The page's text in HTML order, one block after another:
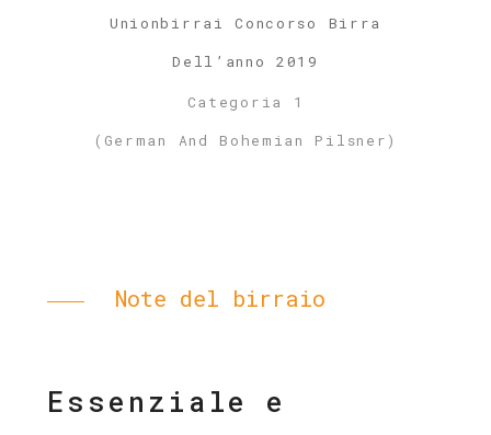
Unionbirrai Concorso Birra
Dell’anno 2019
Categoria 1
(German And Bohemian Pilsner)
Note del birraio
Essenziale e